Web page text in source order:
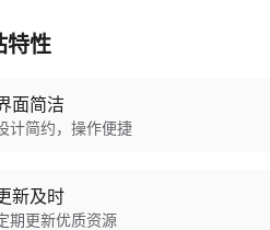
特性
面简洁
计简约，操作便捷
新及时
期更新优质资源